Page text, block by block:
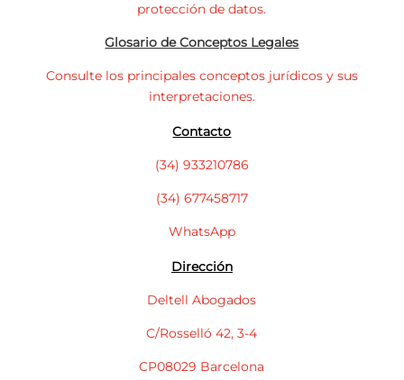
protección de datos.
Glosario de Conceptos Legales
Consulte los principales conceptos jurídicos y sus
interpretaciones.
Contacto
(34) 933210786
(34) 677458717
WhatsApp
Dirección
Deltell Abogados
C/Rosselló 42, 3-4
CP08029 Barcelona